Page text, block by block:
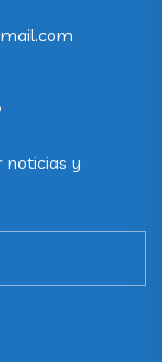
noticias y